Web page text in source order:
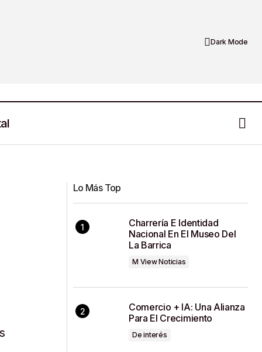
Dark Mode
Lo Más Top
Charrería E Identidad
Nacional En El Museo Del
La Barrica
M View Noticias
Comercio + IA: Una Alianza
Para El Crecimiento
De interés